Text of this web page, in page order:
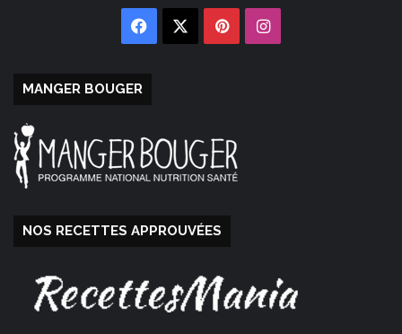
Facebook PinterestInstagram
MANGER BOUGER
NOS RECETTES APPROUVÉES